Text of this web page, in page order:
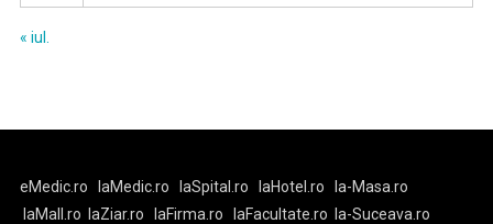
« iul.
eMedic.ro laMedic.ro laSpital.ro laHotel.ro
la-Masa.ro
laMall.ro
laZiar.ro laFirma.ro laFacultate.ro
la-Suceava.ro